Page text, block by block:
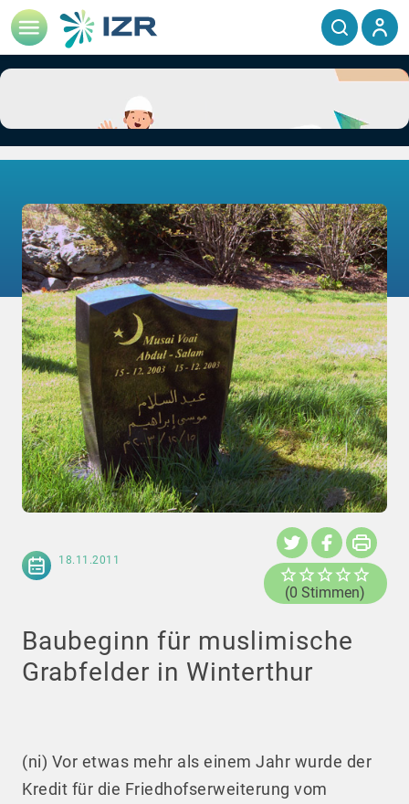
18.11.2011
(0 Stimmen)
Baubeginn für muslimische
Grabfelder in Winterthur
(ni) Vor etwas mehr als einem Jahr wurde der
Kredit für die Friedhofserweiterung vom